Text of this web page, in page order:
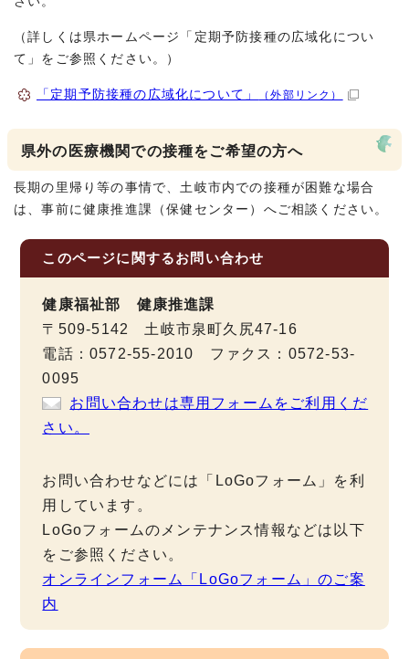
（詳しくは県ホームページ「定期予防接種の広域化につい
て」をご参照ください。）
「定期予防接種の広域化について」 （外部リンク）
県外の医療機関での接種をご希望の方へ
長期の里帰り等の事情で、土岐市内での接種が困難な場合
は、事前に健康推進課（保健センター）へご相談ください。
このページに関するお問い合わせ
健康福祉部 健康推進課
〒509-5142 土岐市泉町久尻47-16
電話：0572-55-2010 ファクス：0572-53-
0095
お問い合わせは専用フォームをご利用くだ
さい。
お問い合わせなどには「LoGoフォーム」を利
用しています。
LoGoフォームのメンテナンス情報などは以下
をご参照ください。
オンラインフォーム「LoGoフォーム」のご案
内